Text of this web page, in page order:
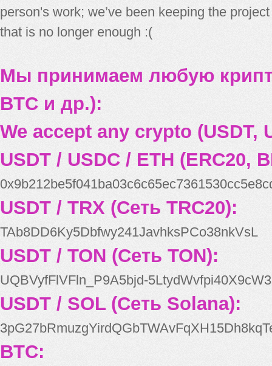
person's work; we’ve been keeping the
that is no longer enough :(
Мы принимаем любую
BTC и др.):
We accept any crypto (USDT,
USDT / USDC / ETH (ERC20,
USDT / TRX (Сеть TRC20):
TAb8DD6Ky5Dbfwy241JavhksPCo38nkVsL
USDT / TON (Сеть TON):
UQBVyfFlVFln_P9A5bjd-
USDT / SOL (Сеть Solana):
BTC: